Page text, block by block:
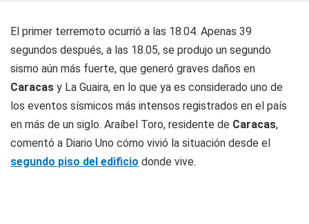
El primer terremoto ocurrió a las 18.04. Apenas 39
segundos después, a las 18.05, se produjo un segundo
sismo aún más fuerte, que generó graves daños en
Caracas y La Guaira, en lo que ya es considerado uno de
los eventos sísmicos más intensos registrados en el país
en más de un siglo. Araíbel Toro, residente de Caracas,
comentó a Diario Uno cómo vivió la situación desde el
segundo piso del edificio donde vive.